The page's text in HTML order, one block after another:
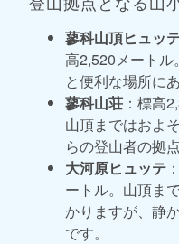
蓼科山頂ヒュッ
高2,520メート
と便利な場所に
蓼科山荘 ：標高
山頂まではおよ
らの登山者の拠
大河原ヒュッテ
ートル。山頂ま
かりますが、静
です。